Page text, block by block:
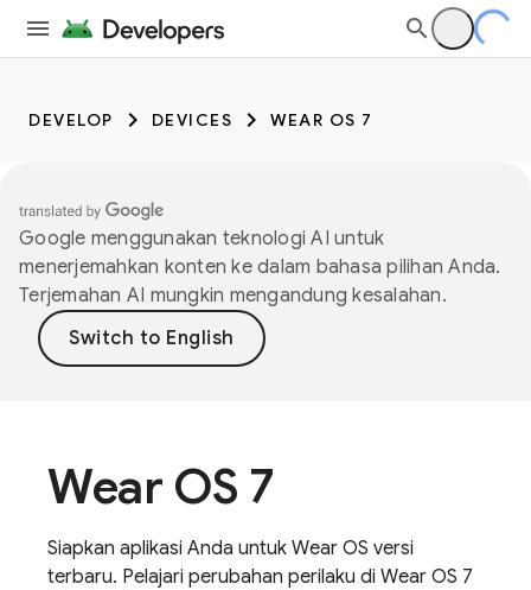
DEVELOP DEVICES WEAR OS 7
Google menggunakan teknologi AI untuk
menerjemahkan konten ke dalam bahasa pilihan Anda.
Terjemahan AI mungkin mengandung kesalahan.
Wear OS 7
Siapkan aplikasi Anda untuk Wear OS versi
terbaru. Pelajari perubahan perilaku di Wear OS 7